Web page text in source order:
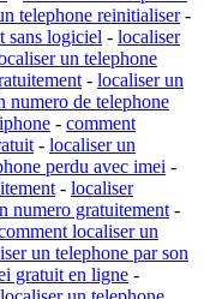
telephone reinitialiser-
sans logiciel - localiser
un telephone
- localiser un
numero de telephone
- comment
- localiser un
perdu avec imei -
- localiser
numero gratuitement -
localiser un
un telephone par son
gratuit en ligne -